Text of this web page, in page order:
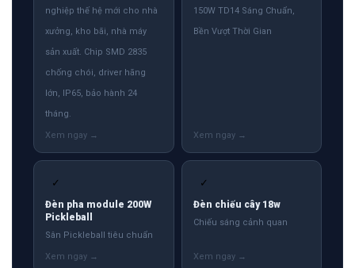
nghiệp thế hệ mới cho nhà
xưởng, kho bãi, nhà máy
sản xuất. Chip SMD 2835
chống chói, driver hãng
lớn, IP65, bảo hành 24
tháng.
150W TD14 Sáng Chuẩn,
Bền Vượt Thời Gian
✓
Đèn pha module 200W
Pickleball
Sân Pickleball tiêu chuẩn
✓
Đèn chiếu cây 18w
Chiếu sáng cảnh quan